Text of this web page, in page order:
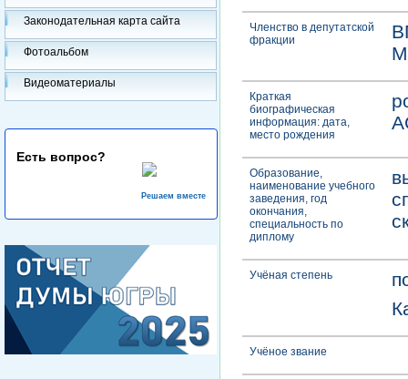
Законодательная карта сайта
Фотоальбом
Видеоматериалы
Есть вопрос?
Решаем вместе
Членство в депутатской
фракции
Краткая
биографическая
информация: дата,
место рождения
Образование,
наименование учебного
заведения, год
окончания,
специальность по
диплому
Учёная степень
Учёное звание